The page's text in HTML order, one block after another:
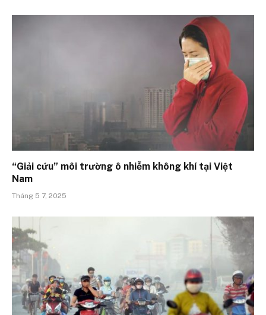
“Giải cứu” môi trường ô nhiễm không khí tại Việt
Nam
Tháng 5 7, 2025